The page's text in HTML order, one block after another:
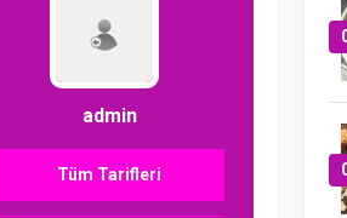
admin
Tüm Tarifleri